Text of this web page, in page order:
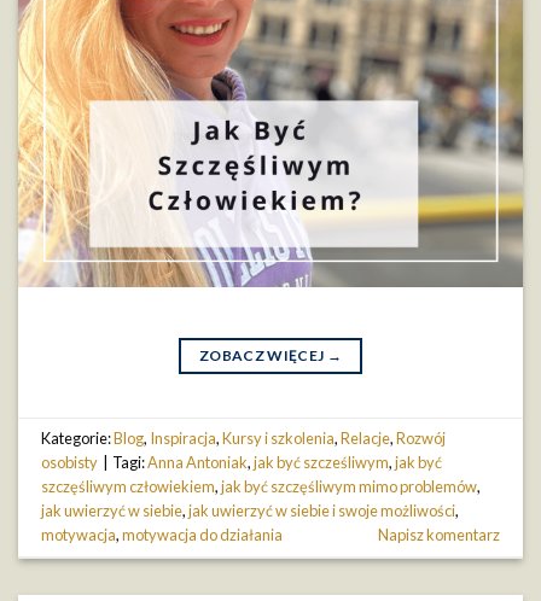
ZOBACZ WIĘCEJ →
Kategorie:Blog, Inspiracja,Kursy i szkolenia,Relacje,Rozwój
osobisty
Tagi:Anna Antoniak,jak być szcześliwym,jak być
szczęśliwym człowiekiem,jak być szczęśliwym mimo problemów,
jak uwierzyć w siebie,jak uwierzyć w siebie i swoje możliwości,
motywacja,motywacja do działania Napisz komentarz